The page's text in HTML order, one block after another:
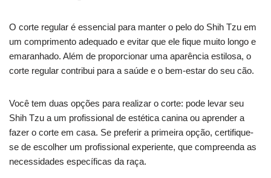
O corte regular é essencial para manter o pelo do Shih Tzu em
um comprimento adequado e evitar que ele fique muito longo e
emaranhado. Além de proporcionar uma aparência estilosa, o
corte regular contribui para a saúde e o bem-estar do seu cão.
Você tem duas opções para realizar o corte: pode levar seu
Shih Tzu a um profissional de estética canina ou aprender a
fazer o corte em casa. Se preferir a primeira opção, certifique-
se de escolher um profissional experiente, que compreenda as
necessidades específicas da raça.